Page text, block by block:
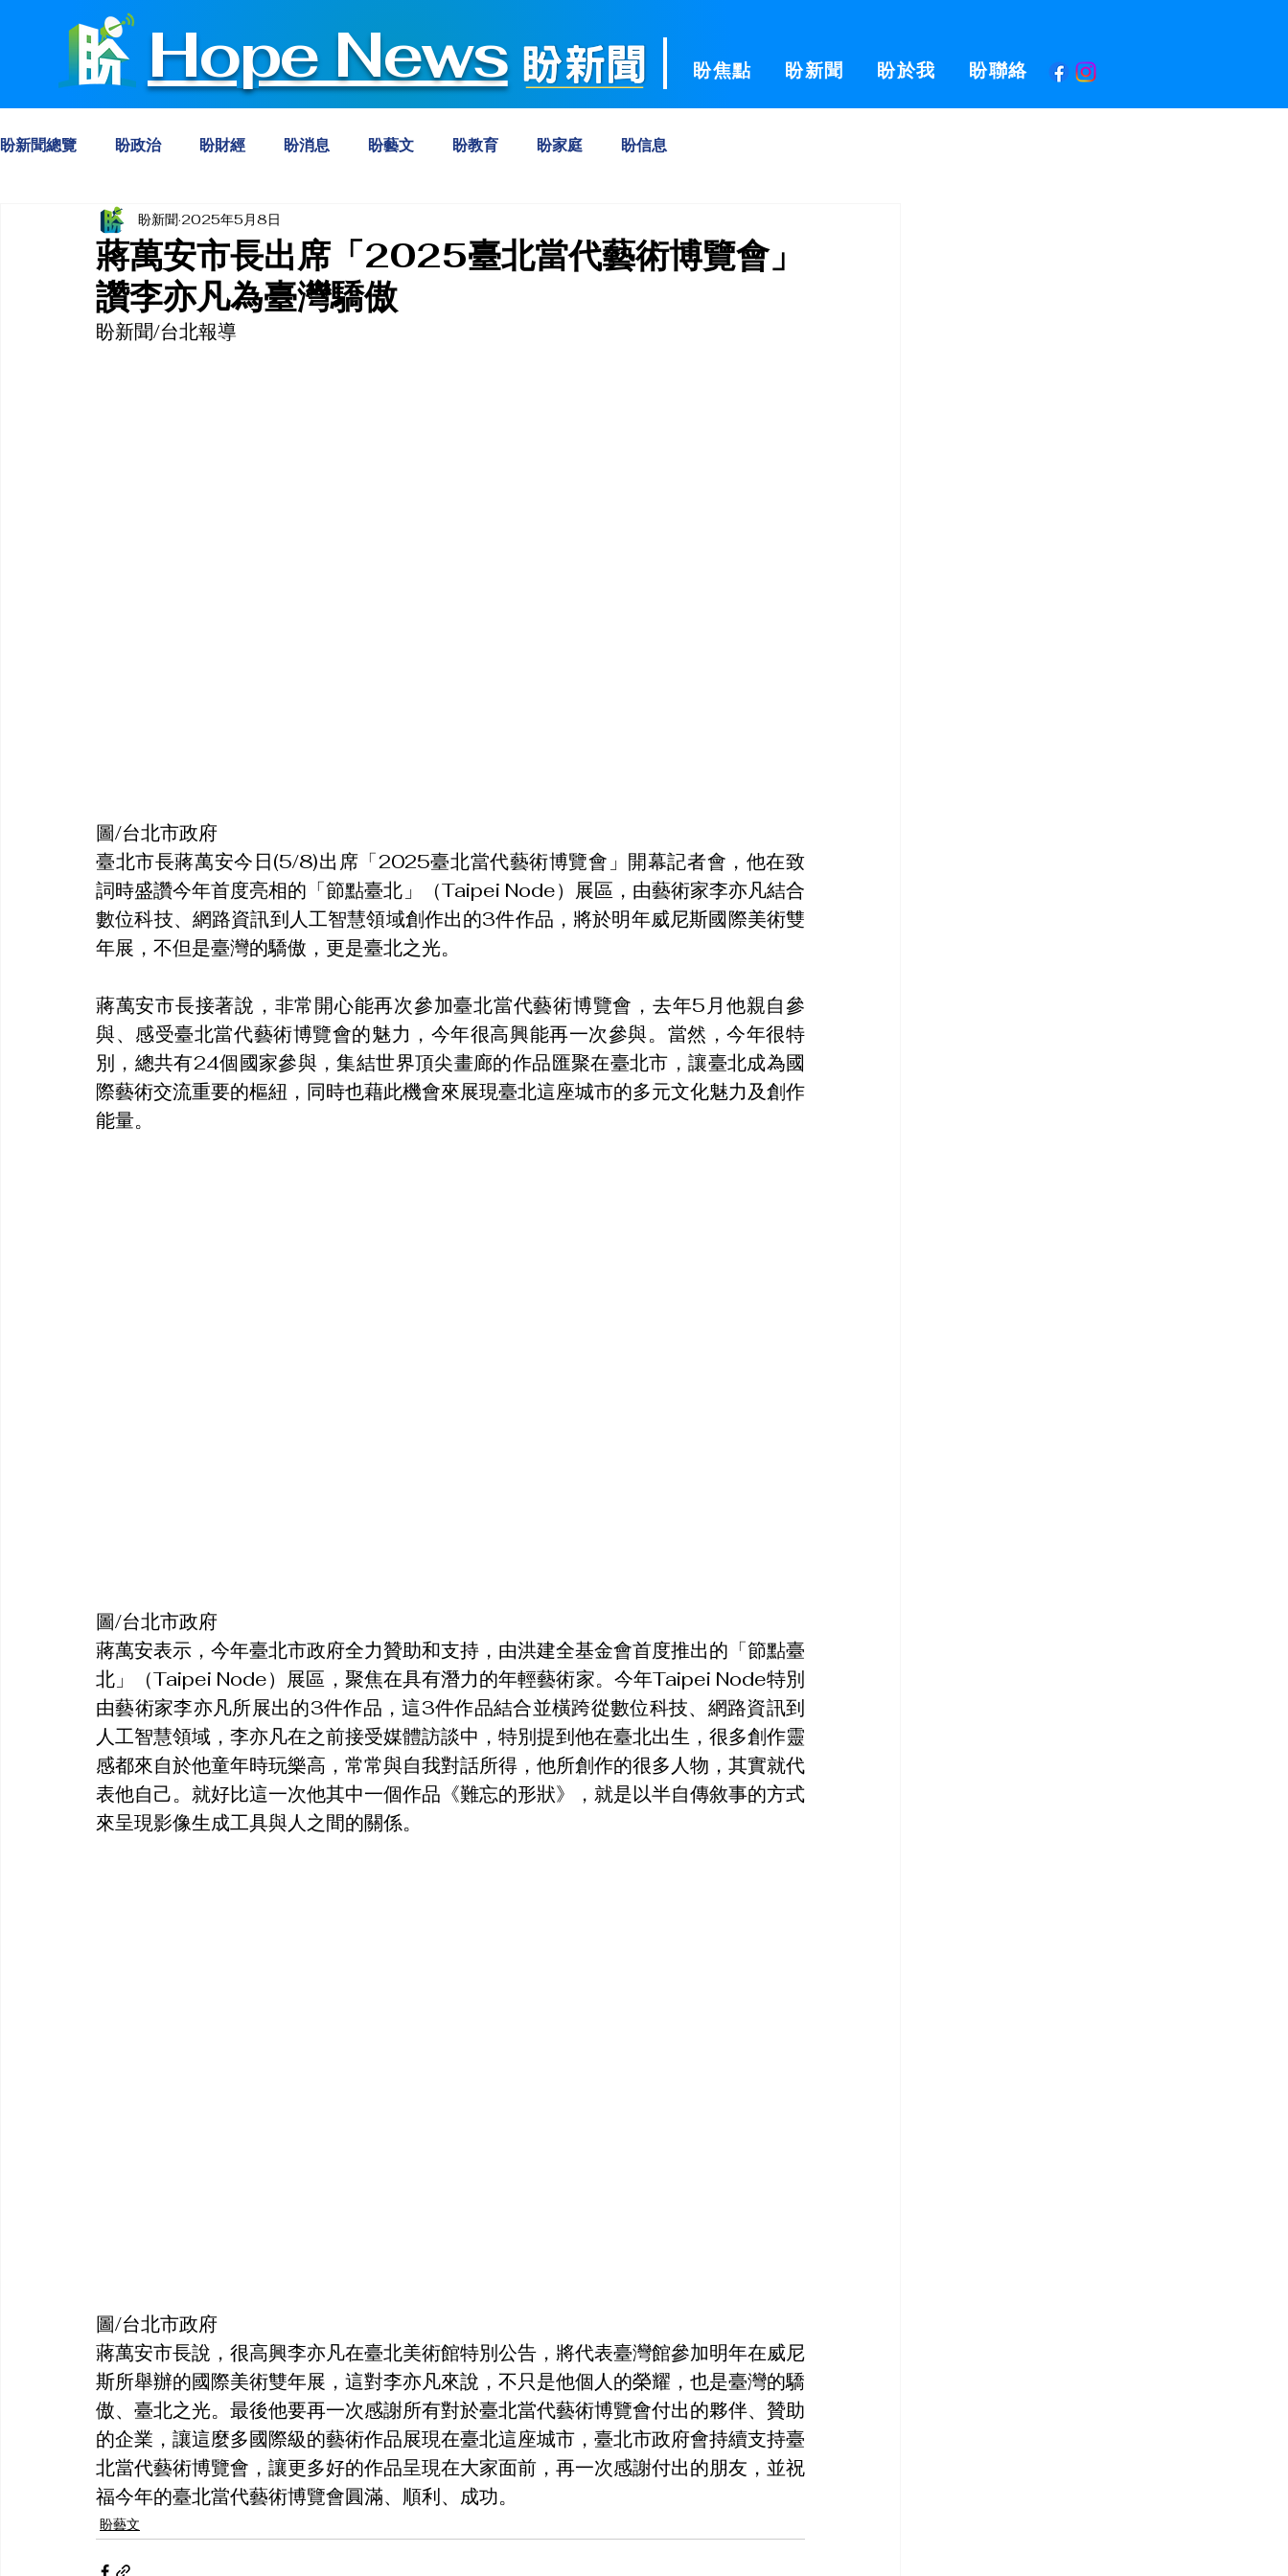
Hope News 盼焦點 盼新聞 盼於我 盼聯絡
盼新聞總覽 盼政治 盼財經 盼消息 盼藝文 盼教育 盼家庭 盼信息
蔣萬安市長出席「2025臺北當代藝術博覽會」
讚李亦凡為臺灣驕傲
盼新聞 2025年5月8日
盼新聞/台北報導
圖/台北市政府
臺北市長蔣萬安今日(5/8)出席「2025臺北當代藝術博覽會」開幕記者會，他在致
詞時盛讚今年首度亮相的「節點臺北」（Taipei Node）展區，由藝術家李亦凡結合
數位科技、網路資訊到人工智慧領域創作出的3件作品，將於明年威尼斯國際美術雙
年展，不但是臺灣的驕傲，更是臺北之光。
蔣萬安市長接著說，非常開心能再次參加臺北當代藝術博覽會，去年5月他親自參
與、感受臺北當代藝術博覽會的魅力，今年很高興能再一次參與。當然，今年很特
別，總共有24個國家參與，集結世界頂尖畫廊的作品匯聚在臺北市，讓臺北成為國
際藝術交流重要的樞紐，同時也藉此機會來展現臺北這座城市的多元文化魅力及創作
能量。
圖/台北市政府
蔣萬安表示，今年臺北市政府全力贊助和支持，由洪建全基金會首度推出的「節點臺
北」（Taipei Node）展區，聚焦在具有潛力的年輕藝術家。今年Taipei Node特別
由藝術家李亦凡所展出的3件作品，這3件作品結合並橫跨從數位科技、網路資訊到
人工智慧領域，李亦凡在之前接受媒體訪談中，特別提到他在臺北出生，很多創作靈
感都來自於他童年時玩樂高，常常與自我對話所得，他所創作的很多人物，其實就代
表他自己。就好比這一次他其中一個作品《難忘的形狀》，就是以半自傳敘事的方式
來呈現影像生成工具與人之間的關係。
圖/台北市政府
蔣萬安市長說，很高興李亦凡在臺北美術館特別公告，將代表臺灣館參加明年在威尼
斯所舉辦的國際美術雙年展，這對李亦凡來說，不只是他個人的榮耀，也是臺灣的驕
傲、臺北之光。最後他要再一次感謝所有對於臺北當代藝術博覽會付出的夥伴、贊助
的企業，讓這麼多國際級的藝術作品展現在臺北這座城市，臺北市政府會持續支持臺
北當代藝術博覽會，讓更多好的作品呈現在大家面前，再一次感謝付出的朋友，並祝
福今年的臺北當代藝術博覽會圓滿、順利、成功。
盼藝文